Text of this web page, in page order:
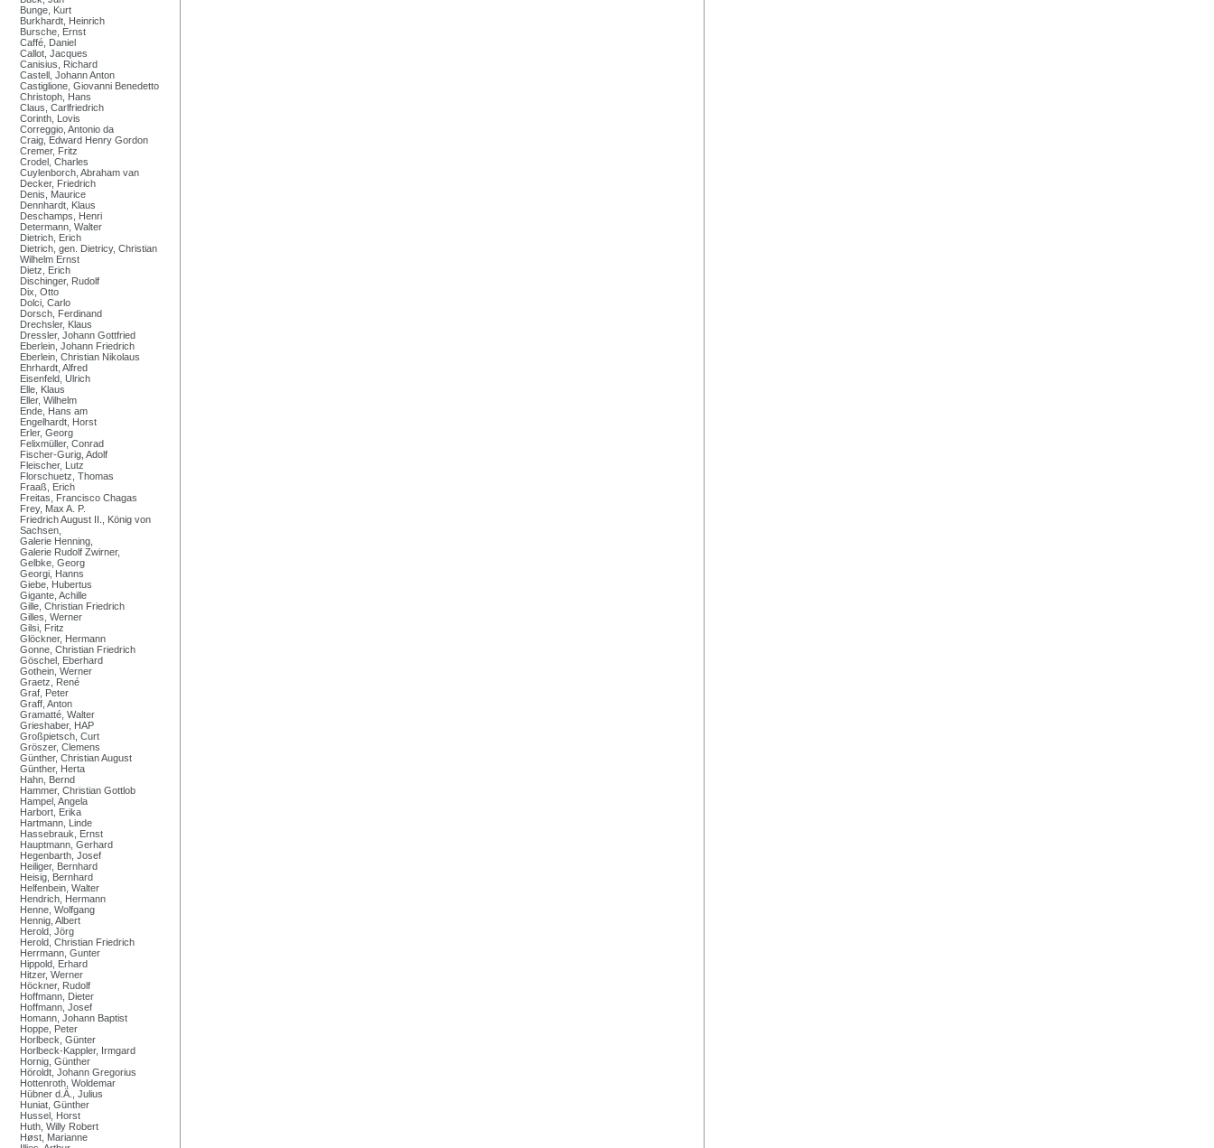
Bunge, Kurt
Burkhardt, Heinrich
Bursche, Ernst
Caffé, Daniel
Callot, Jacques
Canisius, Richard
Castell, Johann Anton
Castiglione, Giovanni Benedetto
Christoph, Hans
Claus, Carlfriedrich
Corinth, Lovis
Correggio, Antonio da
Craig, Edward Henry Gordon
Cremer, Fritz
Crodel, Charles
Cuylenborch, Abraham van
Decker, Friedrich
Denis, Maurice
Dennhardt, Klaus
Deschamps, Henri
Determann, Walter
Dietrich, Erich
Dietrich, gen. Dietricy, Christian
Wilhelm Ernst
Dietz, Erich
Dischinger, Rudolf
Dix, Otto
Dolci, Carlo
Dorsch, Ferdinand
Drechsler, Klaus
Dressler, Johann Gottfried
Eberlein, Johann Friedrich
Eberlein, Christian Nikolaus
Ehrhardt, Alfred
Eisenfeld, Ulrich
Elle, Klaus
Eller, Wilhelm
Ende, Hans am
Engelhardt, Horst
Erler, Georg
Felixmüller, Conrad
Fischer-Gurig, Adolf
Fleischer, Lutz
Florschuetz, Thomas
Fraaß, Erich
Freitas, Francisco Chagas
Frey, Max A. P.
Friedrich August II., König von
Sachsen,
Galerie Henning,
Galerie Rudolf Zwirner,
Gelbke, Georg
Georgi, Hanns
Giebe, Hubertus
Gigante, Achille
Gille, Christian Friedrich
Gilles, Werner
Gilsi, Fritz
Glöckner, Hermann
Gonne, Christian Friedrich
Göschel, Eberhard
Gothein, Werner
Graetz, René
Graf, Peter
Graff, Anton
Gramatté, Walter
Grieshaber, HAP
Großpietsch, Curt
Gröszer, Clemens
Günther, Christian August
Günther, Herta
Hahn, Bernd
Hammer, Christian Gottlob
Hampel, Angela
Harbort, Erika
Hartmann, Linde
Hassebrauk, Ernst
Hauptmann, Gerhard
Hegenbarth, Josef
Heiliger, Bernhard
Heisig, Bernhard
Helfenbein, Walter
Hendrich, Hermann
Henne, Wolfgang
Hennig, Albert
Herold, Jörg
Herold, Christian Friedrich
Herrmann, Gunter
Hippold, Erhard
Hitzer, Werner
Höckner, Rudolf
Hoffmann, Dieter
Hoffmann, Josef
Homann, Johann Baptist
Hoppe, Peter
Horlbeck, Günter
Horlbeck-Kappler, Irmgard
Hornig, Günther
Höroldt, Johann Gregorius
Hottenroth, Woldemar
Hübner d.Ä., Julius
Huniat, Günther
Hussel, Horst
Huth, Willy Robert
Høst, Marianne